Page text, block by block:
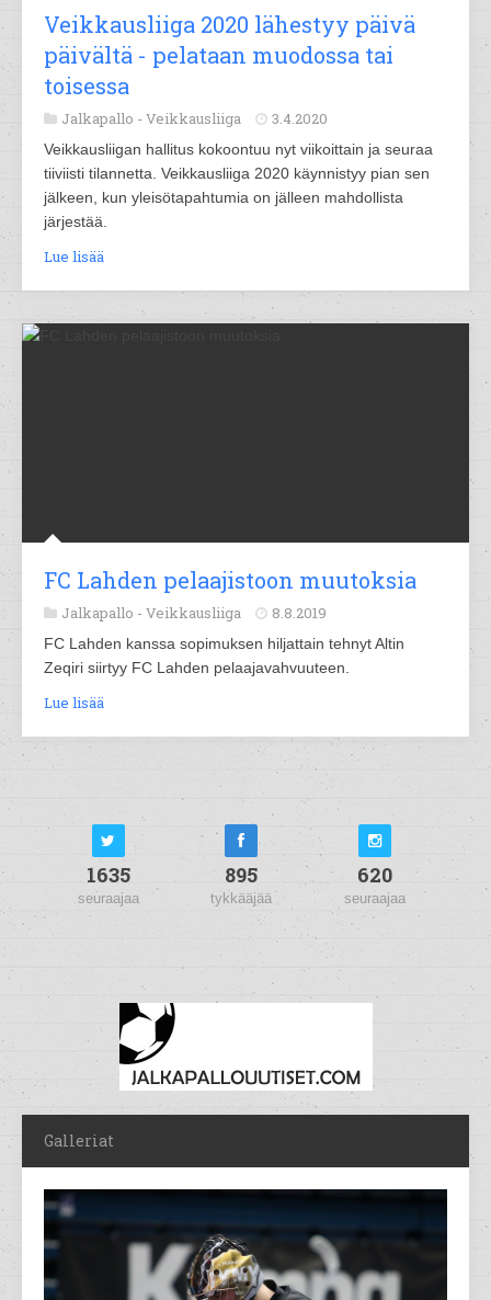
Veikkausliiga 2020 lähestyy päivä
päivältä - pelataan muodossa tai
toisessa
Jalkapallo - Veikkausliiga 3.4.2020
Veikkausliigan hallitus kokoontuu nyt viikoittain ja seuraa
tiiviisti tilannetta. Veikkausliiga 2020 käynnistyy pian sen
jälkeen, kun yleisötapahtumia on jälleen mahdollista
järjestää.
Lue lisää
FC Lahden pelaajistoon muutoksia
Jalkapallo - Veikkausliiga 8.8.2019
FC Lahden kanssa sopimuksen hiljattain tehnyt Altin
Zeqiri siirtyy FC Lahden pelaajavahvuuteen.
Lue lisää
1635
seuraajaa
895
tykkääjää
620
seuraajaa
Galleriat